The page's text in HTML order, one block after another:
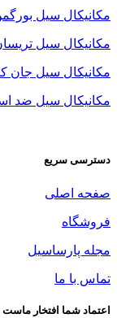
مکانیکال سیل
مکانیکال سیل
مکانیکال سیل جان
مکانیکال سیل ضد
دسترسی سریع
صفحه اصلی
فروشگاه
مجله پارساسیل
تماس با ما
اعتماد شما افتخار ماست